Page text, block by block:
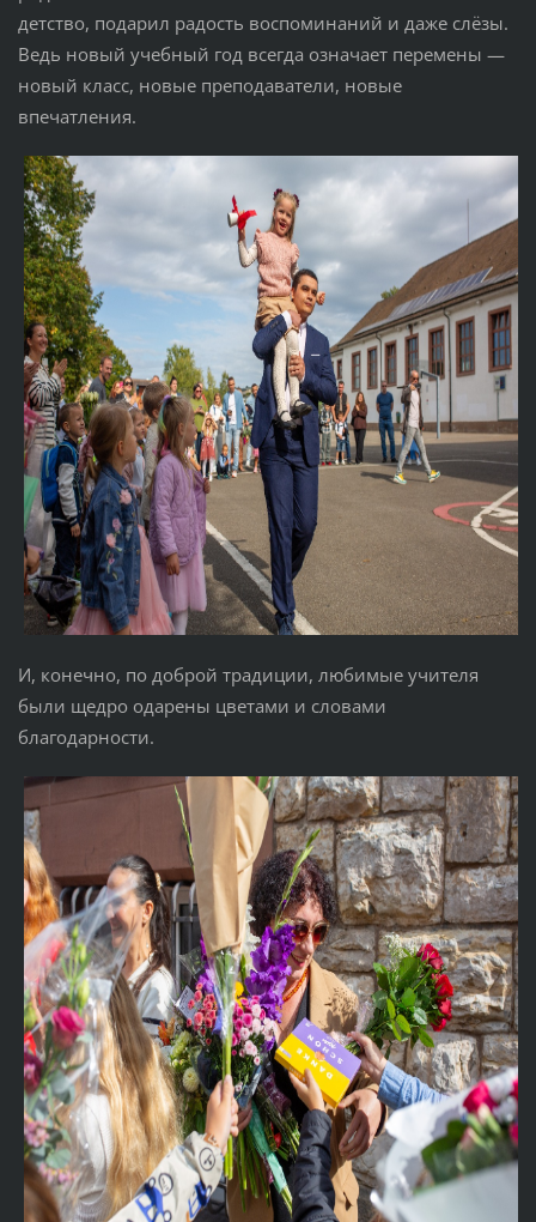
детство, подарил радость воспоминаний и даже слёзы.
Ведь новый учебный год всегда означает перемены —
новый класс, новые преподаватели, новые
впечатления.
И, конечно, по доброй традиции, любимые учителя
были щедро одарены цветами и словами
благодарности.